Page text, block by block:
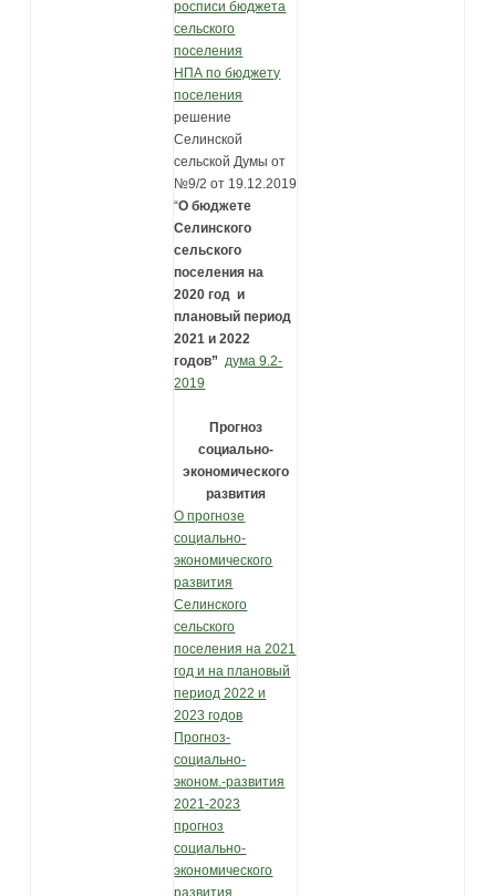
росписи бюджета
сельского
поселения
НПА по бюджету
поселения
решение
Селинской
сельской Думы от
№9/2 от 19.12.2019
“О бюджете
Селинского
сельского
поселения на
2020 год и
плановый период
2021 и 2022
годов”дума 9.2-
2019
Прогноз
социально-
экономического
развития
О прогнозе
социально-
экономического
развития
Селинского
сельского
поселения на 2021
год и на плановый
период 2022 и
2023 годов
Прогноз-
социально-
эконом.-развития
2021-2023
прогноз
социально-
экономического
развития